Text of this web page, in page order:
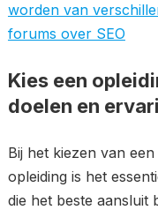
worden van
forums over SEO
Kies een
doelen en
Bij het kiezen van
opleiding is het
die het beste aansluit